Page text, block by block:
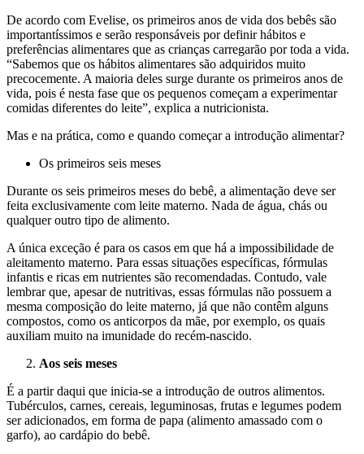
De acordo com Evelise, os primeiros anos de vida dos bebês são
importantíssimos e serão responsáveis por definir hábitos e
preferências alimentares que as crianças carregarão por toda a vida.
“Sabemos que os hábitos alimentares são adquiridos muito
precocemente. A maioria deles surge durante os primeiros anos de
vida, pois é nesta fase que os pequenos começam a experimentar
comidas diferentes do leite”, explica a nutricionista.
Mas e na prática, como e quando começar a introdução alimentar?
Os primeiros seis meses
Durante os seis primeiros meses do bebê, a alimentação deve ser
feita exclusivamente com leite materno. Nada de água, chás ou
qualquer outro tipo de alimento.
A única exceção é para os casos em que há a impossibilidade de
aleitamento materno. Para essas situações específicas, fórmulas
infantis e ricas em nutrientes são recomendadas. Contudo, vale
lembrar que, apesar de nutritivas, essas fórmulas não possuem a
mesma composição do leite materno, já que não contêm alguns
compostos, como os anticorpos da mãe, por exemplo, os quais
auxiliam muito na imunidade do recém-nascido.
Aos seis meses
É a partir daqui que inicia-se a introdução de outros alimentos.
Tubérculos, carnes, cereais, leguminosas, frutas e legumes podem
ser adicionados, em forma de papa (alimento amassado com o
garfo), ao cardápio do bebê.